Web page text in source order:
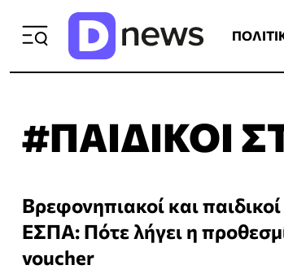
#ΠΑΙΔΙΚΟΙ
Βρεφονηπιακοί και
ΕΣΠΑ: Πότε λήγει η
voucher